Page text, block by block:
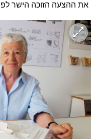
את ההצעה הזוכה הישר